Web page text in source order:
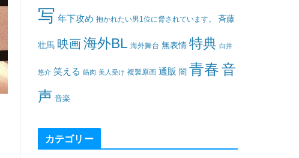
写 年下攻め 抱かれたい男1位に脅されています。 斉藤
壮馬 映画海外BL 海外舞台 無表情 特典 白井
悠介 笑える 筋肉 美人受け 複製原画 通販 闇 青春音
声 音楽
カテゴリー